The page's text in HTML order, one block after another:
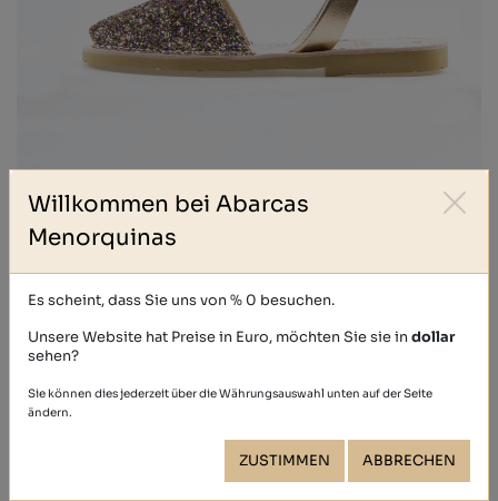
GLITTER
Willkommen bei Abarcas
Menorquinas
Es scheint, dass Sie uns von % 0 besuchen.
Unsere Website hat Preise in Euro, möchten Sie sie indollar
sehen?
Sie können dies jederzeit über die Währungsauswahl unten auf der Seite
ändern.
ZUSTIMMEN ABBRECHEN